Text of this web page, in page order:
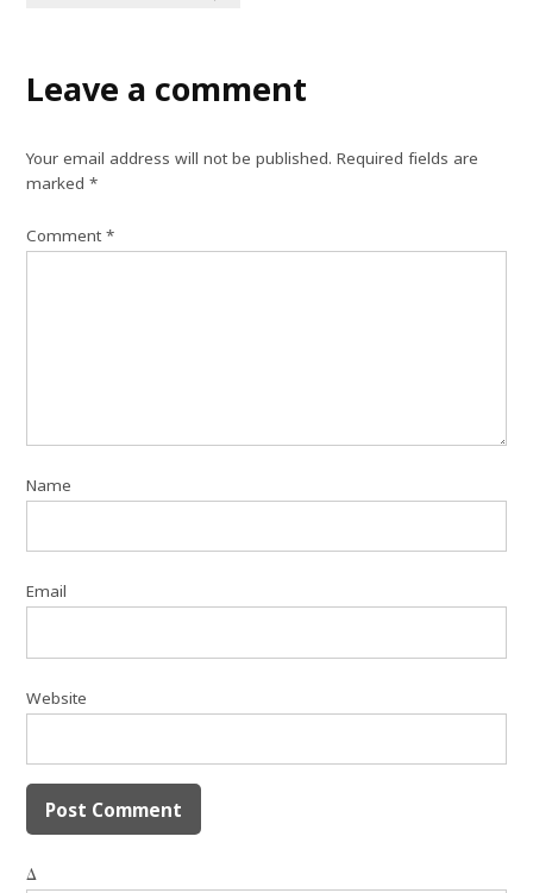
Leave a comment
Your email address will not be published. Required fields are
marked*
Comment*
Name
Email
Website
Δ